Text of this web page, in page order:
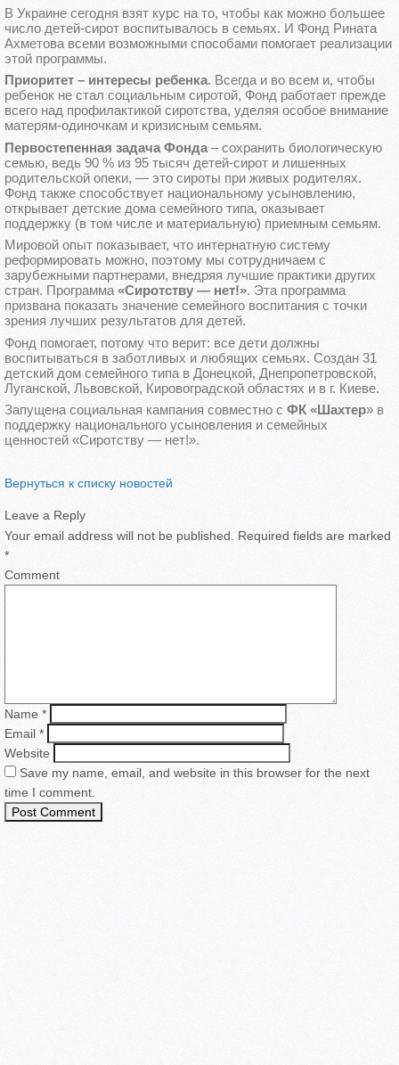
В Украине сегодня взят курс на то, чтобы как можно большее
число детей-сирот воспитывалось в семьях. И Фонд Рината
Ахметова всеми возможными способами помогает реализации
этой программы.
Приоритет – интересы ребенка. Всегда и во всем и, чтобы
ребенок не стал социальным сиротой, Фонд работает прежде
всего над профилактикой сиротства, уделяя особое внимание
матерям-одиночкам и кризисным семьям.
Первостепенная задача Фонда – сохранить биологическую
семью, ведь 90 % из 95 тысяч детей-сирот и лишенных
родительской опеки, — это сироты при живых родителях.
Фонд также способствует национальному усыновлению,
открывает детские дома семейного типа, оказывает
поддержку (в том числе и материальную) приемным семьям.
Мировой опыт показывает, что интернатную систему
реформировать можно, поэтому мы сотрудничаем с
зарубежными партнерами, внедряя лучшие практики других
стран. Программа «Сиротству — нет!». Эта программа
призвана показать значение семейного воспитания с точки
зрения лучших результатов для детей.
Фонд помогает, потому что верит: все дети должны
воспитываться в заботливых и любящих семьях. Создан 31
детский дом семейного типа в Донецкой, Днепропетровской,
Луганской, Львовской, Кировоградской областях и в г. Киеве.
Запущена социальная кампания совместно с ФК «Шахтер» в
поддержку национального усыновления и семейных
ценностей «Сиротству — нет!».
Вернуться к списку новостей
Leave a Reply
Your email address will not be published.
Required fields are marked
*
Comment
Name *
Email *
Website
Save my name, email, and website in this browser for the next
time I comment.